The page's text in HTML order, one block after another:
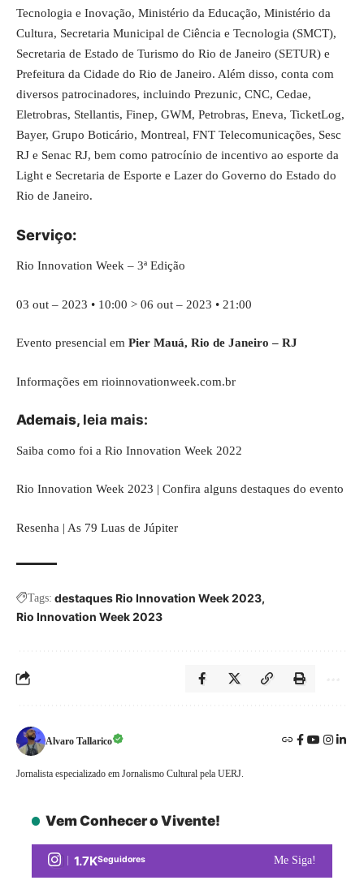
Tecnologia e Inovação, Ministério da Educação, Ministério da
Cultura, Secretaria Municipal de Ciência e Tecnologia (SMCT),
Secretaria de Estado de Turismo do Rio de Janeiro (SETUR) e
Prefeitura da Cidade do Rio de Janeiro. Além disso, conta com
diversos patrocinadores, incluindo Prezunic, CNC, Cedae,
Eletrobras, Stellantis, Finep, GWM, Petrobras, Eneva, TicketLog,
Bayer, Grupo Boticário, Montreal, FNT Telecomunicações, Sesc
RJ e Senac RJ, bem como patrocínio de incentivo ao esporte da
Light e Secretaria de Esporte e Lazer do Governo do Estado do
Rio de Janeiro.
Serviço:
Rio Innovation Week – 3ª Edição
03 out – 2023 • 10:00 > 06 out – 2023 • 21:00
Evento presencial em Pier Mauá, Rio de Janeiro – RJ
Informações em rioinnovationweek.com.br
Ademais, leia mais:
Saiba como foi a Rio Innovation Week 2022
Rio Innovation Week 2023 | Confira alguns destaques do evento
Resenha | As 79 Luas de Júpiter
Tags: destaques Rio Innovation Week 2023
Rio Innovation Week 2023
Alvaro Tallarico
Jornalista especializado em Jornalismo Cultural pela UERJ.
Vem Conhecer o Vivente!
1.7KSeguidores Me Siga!